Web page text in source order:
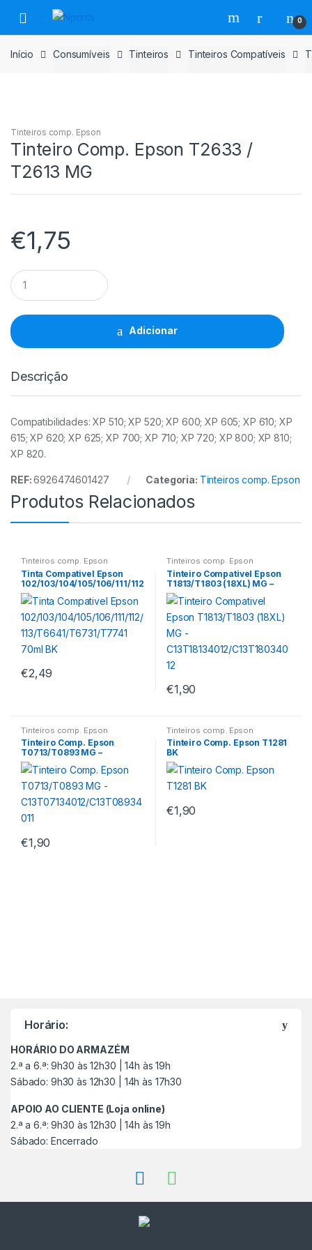
para
navegação
para
o
conteúdo
0
Início Consumíveis Tinteiros Tinteiros Compatíveis
Tinteiros comp. Epson
Tinteiro Comp. Epson T2633 /
T2613 MG
€1,75
Tinteiro
Comp.
Epson
T2633
/
T2613
MG
Adicionar
Descrição
Compatibilidades: XP 510; XP 520; XP 600; XP 605; XP 610; XP
615; XP 620; XP 625; XP 700; XP 710; XP 720; XP 800; XP 810;
XP 820.
REF:6926474601427 Categoria: Tinteiros comp. Epson
Produtos Relacionados
Tinteiros comp. Epson
Tinta Compativel Epson
102/103/104/105/106/111/112
/113/T6641/T6731/T7741
70ml BK
€2,49
Tinteiros comp. Epson
Tinteiro Compativel Epson
T1813/T1803 (18XL) MG –
C13T18134012/C13T1803401
2
€1,90
Tinteiros comp. Epson
Tinteiro Comp. Epson
T0713/T0893 MG –
C13T07134012/C13T089340
11
€1,90
Tinteiros comp. Epson
Tinteiro Comp. Epson T1281
BK
€1,90
r
Horário:
HORÁRIO DO ARMAZÉM
2.ª a 6.ª: 9h30 às 12h30 | 14h às 19h
Sábado: 9h30 às 12h30 | 14h às 17h30
APOIO AO CLIENTE (Loja online)
2.ª a 6.ª: 9h30 às 12h30 | 14h às 19h
Sábado: Encerrado